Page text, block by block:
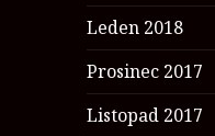
Leden 2018
Prosinec 2017
Listopad 2017